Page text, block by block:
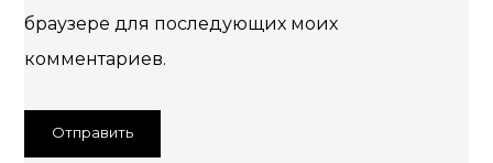
браузере для последующих моих
комментариев.